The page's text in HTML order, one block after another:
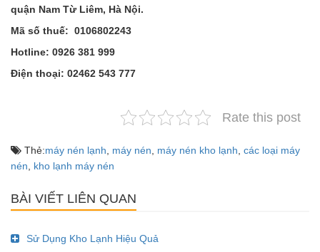
quận Nam Từ Liêm, Hà Nội.
Mã số thuế: 0106802243
Hotline: 0926 381 999
Điện thoại: 02462 543 777
Rate this post
Thẻ:máy nén lạnh máy nén máy nén kho lạnh các loại máy
nén
kho lạnh máy nén
BÀI VIẾT LIÊN QUAN
Sử Dụng Kho Lạnh Hiệu Quả